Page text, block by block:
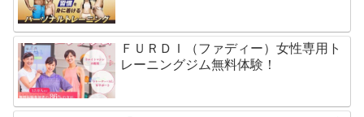
ＦＵＲＤＩ（ファディー）女性専用ト
レーニングジム無料体験！